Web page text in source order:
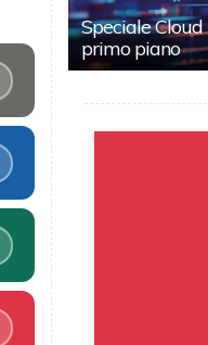
Speciale
primo piano